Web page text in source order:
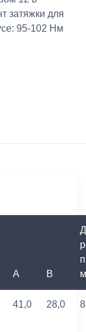
затяжки для
95-102 Нм
A B
41,0 28,0